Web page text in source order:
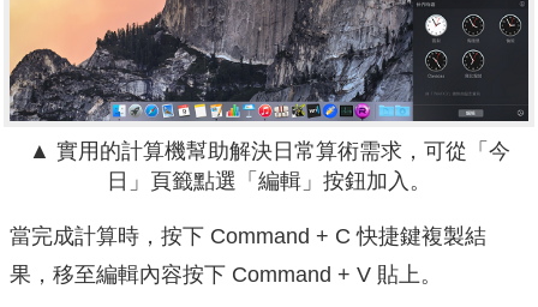
▲ 實用的計算機幫助解決日常算術需求，可從「今
日」頁籤點選「編輯」按鈕加入。
當完成計算時，按下 Command + C 快捷鍵複製結
果，移至編輯內容按下 Command + V 貼上。